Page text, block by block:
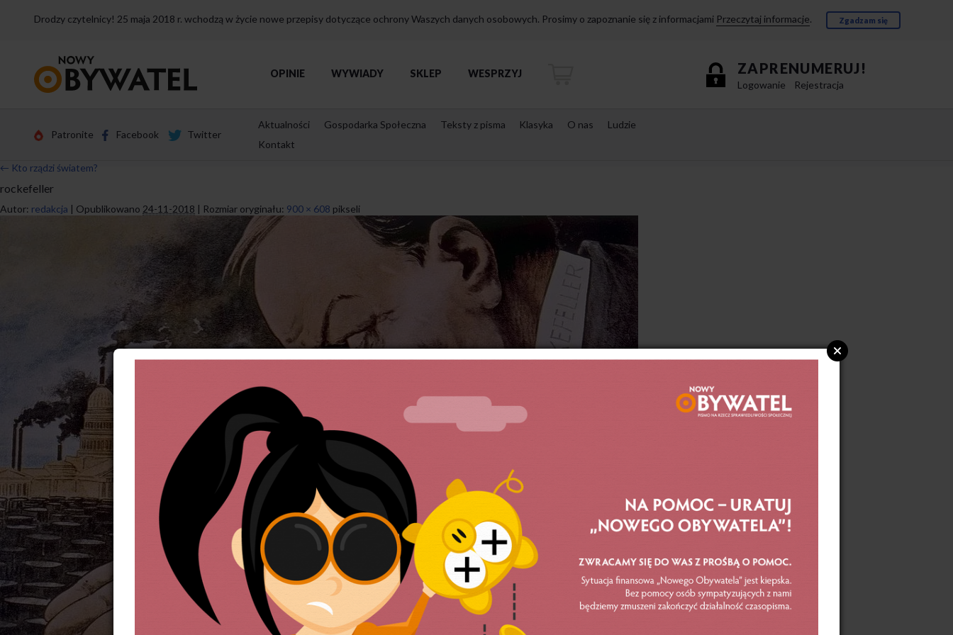
Drodzy czytelnicy! 25 maja 2018 r. wchodzą w życie nowe przepisy dotyczące ochrony Waszych danych osobowych. Prosimy o zapoznanie się z informacjami Przeczytaj informacje. Zgadzam się
strony
ZAPRENUMERUJ!
Logowanie Rejestracja
OPINIE WYWIADY SKLEP WESPRZYJ
Patronite Facebook Twitter
Aktualności Gospodarka Społeczna Teksty z pisma Klasyka O nas
Ludzie
Kontakt
← Kto rządzi światem?
rockefeller
Autor: redakcja | Opublikowano 24-11-2018 | Rozmiar oryginału: 900 × 608 pikseli